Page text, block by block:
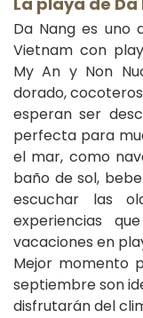
Da Nang es uno
Vietnam con
My An y Non
dorado,
esperan ser
perfecta para
el mar, como
baño de sol,
escuchar las
experiencias
vacaciones en
Mejor momento
septiembre son
disfrutarán del